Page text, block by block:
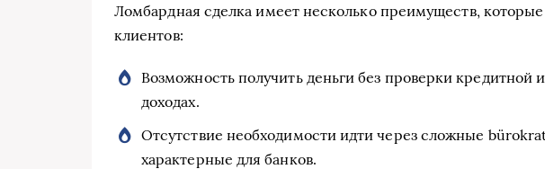
Ломбардная сделка имеет несколько преимуществ,
клиентов:
Возможность получить деньги без проверки кредитной
доходах.
Отсутствие необходимости идти через сложные
характерные для банков.